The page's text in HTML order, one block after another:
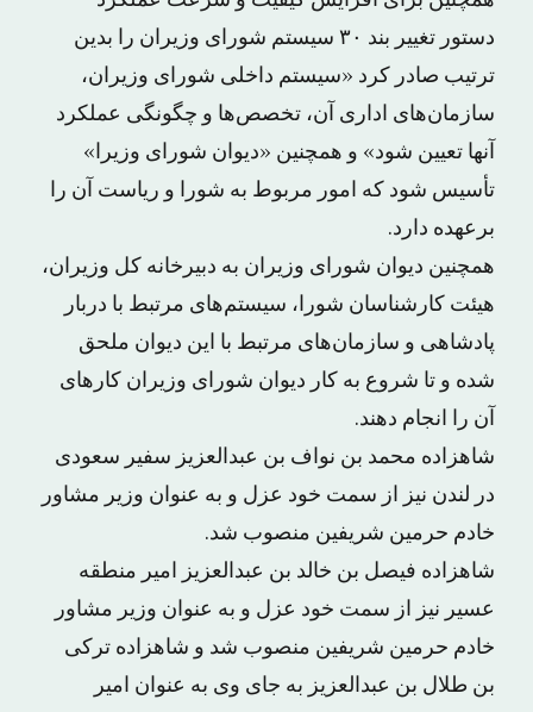
دستور تغییر بند ۳۰ سیستم شورای وزیران را بدین
ترتیب صادر کرد «سیستم داخلی شورای وزیران،
سازمان‌های اداری آن، تخصص‌ها و چگونگی عملکرد
آنها تعیین شود» و همچنین «دیوان شورای وزیرا»
تأسیس شود که امور مربوط به شورا و ریاست آن را
برعهده دارد.
همچنین دیوان شورای وزیران به دبیرخانه کل وزیران،
هیئت کارشناسان شورا، سیستم‌های مرتبط با دربار
پادشاهی و سازمان‌های مرتبط با این دیوان ملحق
شده و تا شروع به کار دیوان شورای وزیران کارهای
آن را انجام دهند.
شاهزاده محمد بن نواف بن عبدالعزیز سفیر سعودی
در لندن نیز از سمت خود عزل و به عنوان وزیر مشاور
خادم حرمین شریفین منصوب شد.
شاهزاده فیصل بن خالد بن عبدالعزیز امیر منطقه
عسیر نیز از سمت خود عزل و به عنوان وزیر مشاور
خادم حرمین شریفین منصوب شد و شاهزاده ترکی
بن طلال بن عبدالعزیز به جای وی به عنوان امیر